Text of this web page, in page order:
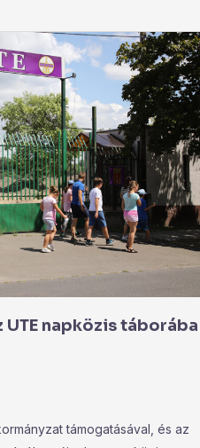
napközis táborába
támogatásával, és az